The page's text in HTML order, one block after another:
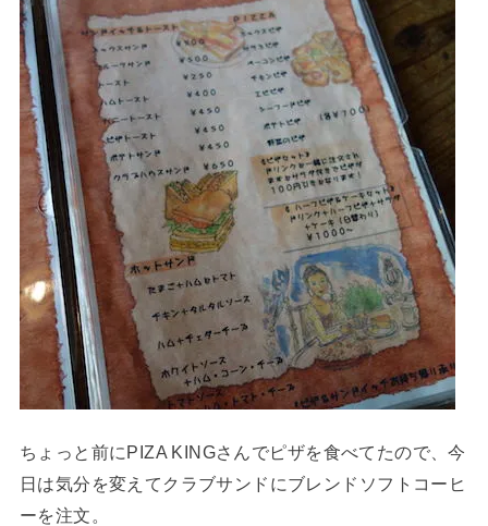
ちょっと前にPIZA KINGさんでピザを食べてたので、今
日は気分を変えてクラブサンドにブレンドソフトコーヒ
ーを注文。